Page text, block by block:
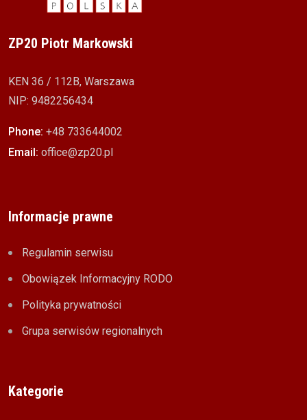
ZP20 Piotr Markowski
KEN 36 / 112B, Warszawa
NIP: 9482256434
Phone: +48 733644002
Email: office@zp20.pl
Informacje prawne
Regulamin serwisu
Obowiązek Informacyjny RODO
Polityka prywatności
Grupa serwisów regionalnych
Kategorie